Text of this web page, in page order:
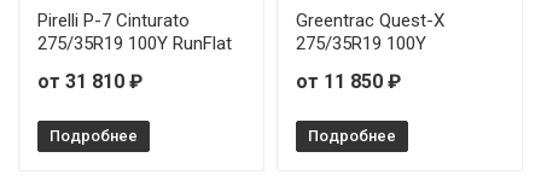
Pirelli P-7 Cinturato
275/35R19 100Y RunFlat
от 31 810 ₽
Подробнее
Greentrac Quest-X
275/35R19 100Y
от 11 850 ₽
Подробнее